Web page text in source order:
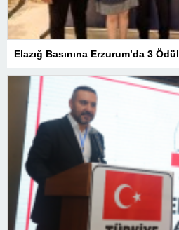
Elazığ Basınına Erzurum’da 3 Ödül